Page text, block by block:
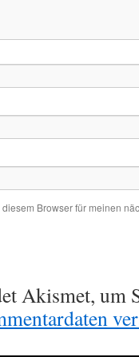
Browser für meinen
Akismet, um